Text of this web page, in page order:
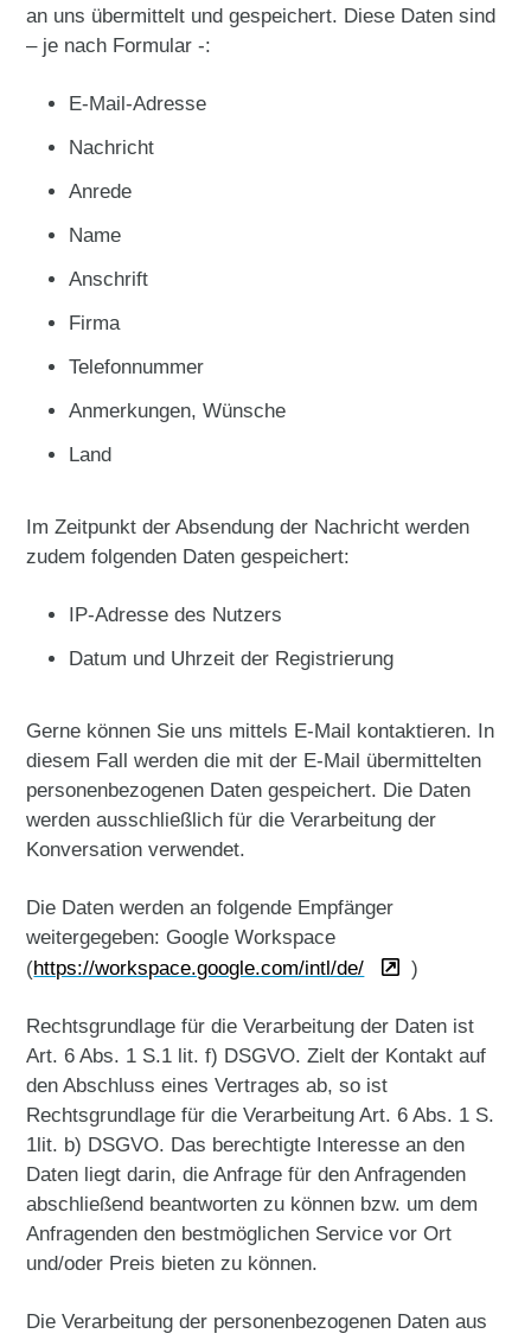
an uns übermittelt und gespeichert. Diese Daten sind
– je nach Formular -:
E-Mail-Adresse
Nachricht
Anrede
Name
Anschrift
Firma
Telefonnummer
Anmerkungen, Wünsche
Land
Im Zeitpunkt der Absendung der Nachricht werden
zudem folgenden Daten gespeichert:
IP-Adresse des Nutzers
Datum und Uhrzeit der Registrierung
Gerne können Sie uns mittels E-Mail kontaktieren. In
diesem Fall werden die mit der E-Mail übermittelten
personenbezogenen Daten gespeichert. Die Daten
werden ausschließlich für die Verarbeitung der
Konversation verwendet.
Die Daten werden an folgende Empfänger
weitergegeben: Google Workspace
(https://workspace.google.com/intl/de/ )
Rechtsgrundlage für die Verarbeitung der Daten ist
Art. 6 Abs. 1 S.1 lit. f) DSGVO. Zielt der Kontakt auf
den Abschluss eines Vertrages ab, so ist
Rechtsgrundlage für die Verarbeitung Art. 6 Abs. 1 S.
1lit. b) DSGVO. Das berechtigte Interesse an den
Daten liegt darin, die Anfrage für den Anfragenden
abschließend beantworten zu können bzw. um dem
Anfragenden den bestmöglichen Service vor Ort
und/oder Preis bieten zu können.
Die Verarbeitung der personenbezogenen Daten aus